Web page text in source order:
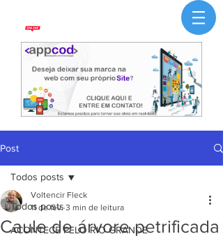
Post
Todos posts
ACONTECE PELO RIO GRANDE
Todos posts
Caule de árvore petrificada
Voltencir Fleck
11 de fev. 3 min de leitura